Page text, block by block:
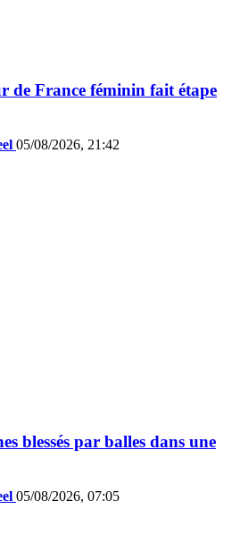
de France féminin fait étape
05/08/2026, 21:42
blessés par balles dans une
05/08/2026, 07:05